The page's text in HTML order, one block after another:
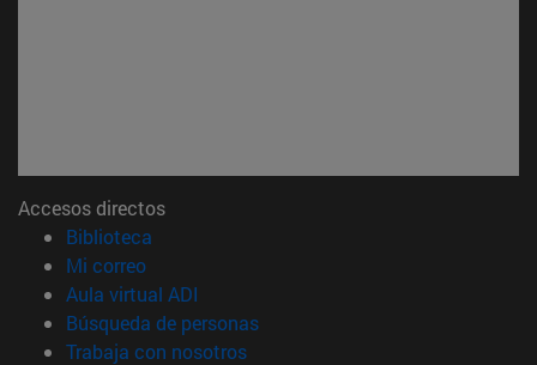
Accesos directos
Biblioteca
Mi correo(abre en nueva ventana)
Aula virtual ADI
Búsqueda de personas(abre en nueva ventana)
Trabaja con nosotros(abre en nueva ventana)